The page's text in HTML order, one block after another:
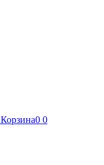
Корзина0 0